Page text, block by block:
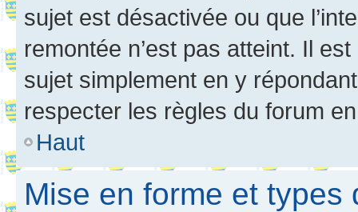
sujet est désactivée ou que
remontée n’est pas atteint. Il
sujet simplement en y
respecter les règles du forum
Haut
Mise en forme et types